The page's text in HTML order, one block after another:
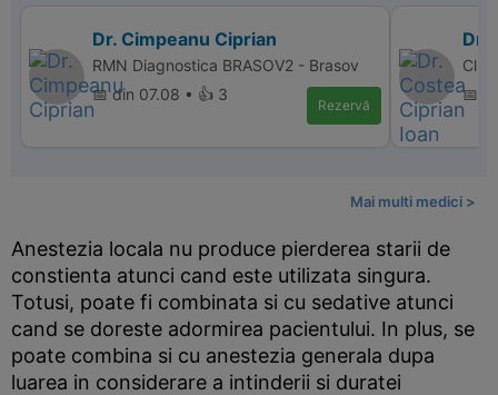
Dr. Cimpeanu Ciprian
RMN Diagnostica BRASOV2 - Brasov
📅 din 07.08 • 👍 3
Rezervă
Dr.
📅
Mai multi medici >
Anestezia locala nu produce pierderea starii de
constienta atunci cand este utilizata singura.
Totusi, poate fi combinata si cu sedative atunci
cand se doreste adormirea pacientului. In plus, se
poate combina si cu anestezia generala dupa
luarea in considerare a intinderii si duratei